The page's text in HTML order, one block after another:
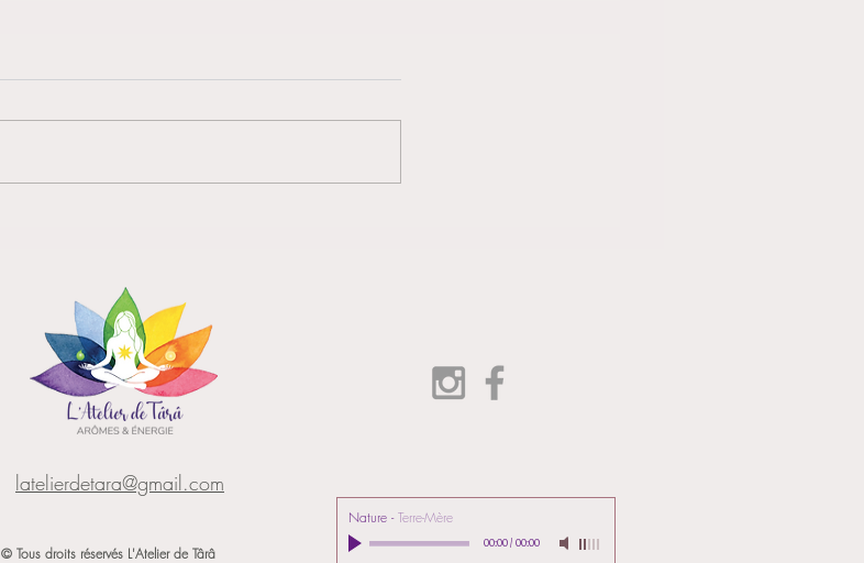
latelierdetara@gmail.com
© Tous droits réservés L'Atelier de Târâ
Nature -Terre-Mère
00:00/ 00:00